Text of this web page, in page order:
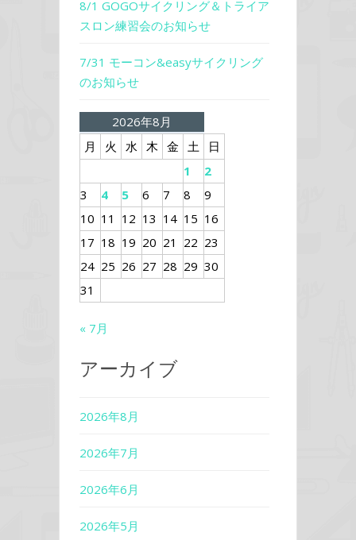
8/1 GOGOサイクリング＆トライア
スロン練習会のお知らせ
7/31 モーコン&easyサイクリング
のお知らせ
2026年8月
月
火 水 木 金 土
日
1
2
3
4 5 6 7 8
9
10 11 12 13 14 15 16
17 18 19 20 21 22 23
24 25 26 27 28 29 30
31
« 7月
アーカイブ
2026年8月
2026年7月
2026年6月
2026年5月